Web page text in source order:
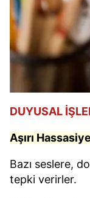
DUYUSAL
Aşırı
Bazı seslere,
tepki verirler.